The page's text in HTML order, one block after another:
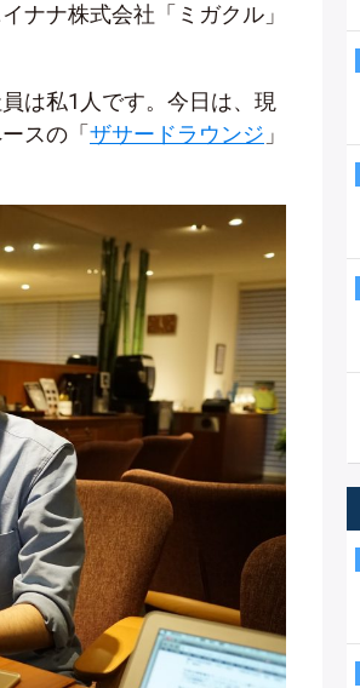
ナナ株式会社「ミガクル」
は私1人です。今日は、現
スの「 ザサードラウンジ 」